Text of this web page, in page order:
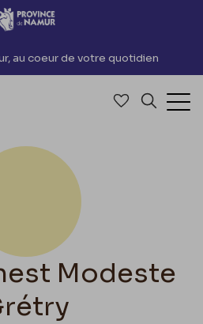
au contenu
au coeur de votre quotidien
Accéder à
Modeste